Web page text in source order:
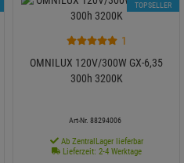
1
OMNILUX 120V/300W GX-6,35
300h 3200K
Art-Nr. 88294006
Ab ZentralLager lieferbar
Lieferzeit: 2-4 Werktage
TOPSELLER